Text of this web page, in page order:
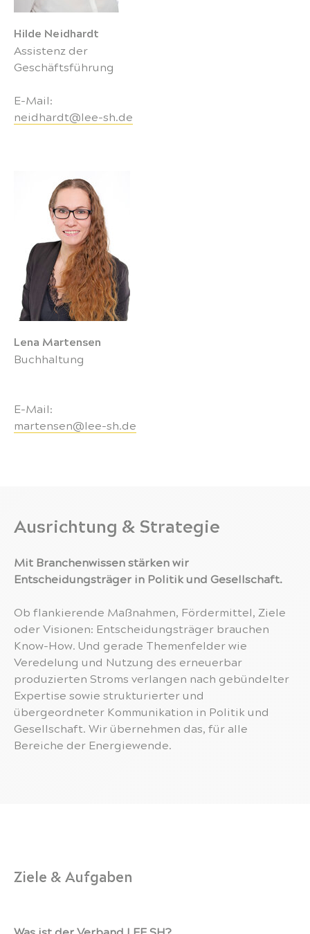
Hilde Neidhardt
Assistenz der
Geschäftsführung
E-Mail:
neidhardt@lee-sh.de
Lena Martensen
Buchhaltung
E-Mail:
martensen@lee-sh.de
Ausrichtung & Strategie
Mit Branchenwissen stärken wir
Entscheidungsträger in Politik und Gesellschaft.
Ob flankierende Maßnahmen, Fördermittel, Ziele
oder Visionen: Entscheidungsträger brauchen
Know-How. Und gerade Themenfelder wie
Veredelung und Nutzung des erneuerbar
produzierten Stroms verlangen nach gebündelter
Expertise sowie strukturierter und
übergeordneter Kommunikation in Politik und
Gesellschaft. Wir übernehmen das, für alle
Bereiche der Energiewende.
Ziele & Aufgaben